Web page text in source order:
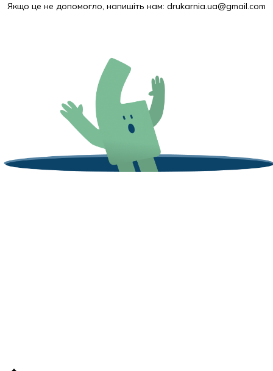
Якщо це не допомогло, напишіть нам: drukarnia.ua@gmail.com